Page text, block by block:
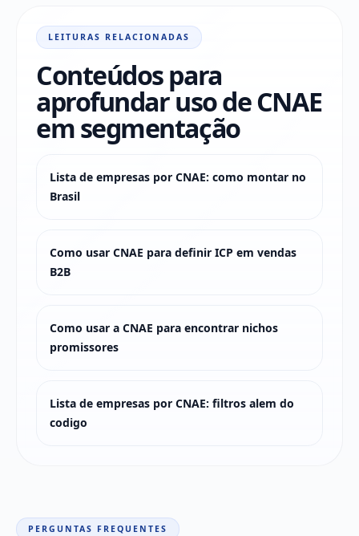
LEITURAS RELACIONADAS
Conteúdos para
aprofundar uso de CNAE
em segmentação
Lista de empresas por CNAE: como montar no
Brasil
Como usar CNAE para definir ICP em vendas
B2B
Como usar a CNAE para encontrar nichos
promissores
Lista de empresas por CNAE: filtros alem do
codigo
PERGUNTAS FREQUENTES